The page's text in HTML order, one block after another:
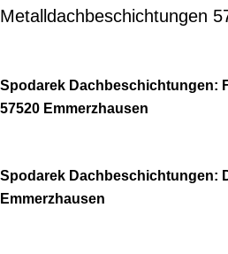
Metalldachbeschichtungen
Spodarek Dachbeschichtungen:
57520 Emmerzhausen
Spodarek Dachbeschichtungen:
Emmerzhausen